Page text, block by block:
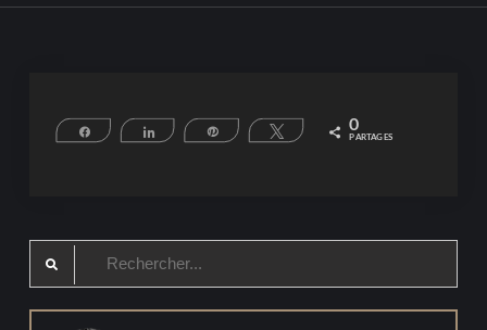
Partagez Partagez Épingle Tweetez 0
PARTAGES
Search